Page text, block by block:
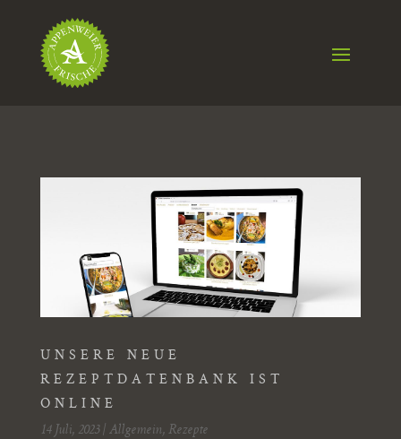
UNSERE NEUE
REZEPTDATENBANK IST
ONLINE
14 Juli, 2023| Allgemein, Rezepte